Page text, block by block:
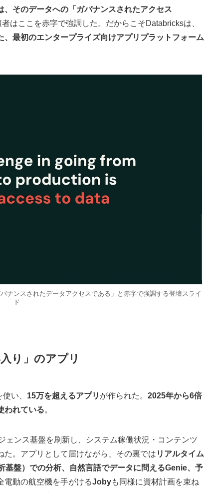
そのデータへの「ガバナンスされたアクセス
はここを赤字で強調した。だからこそDatabricksは、
最初のエンタープライズ向けアプリプラットフォーム
ナンスされたデータアクセスである」と赤字で強調する登壇スライ
ド
り」のアプリ
い、 15万を超えるアプリ が作られた。 2025年から6倍
われている。
ェンス基盤を刷新し、システム稼働状況・コンテンツ
。アプリとして届けながら、その裏では リアルタイム
盤）での分析、自然言語でデータに問えるGenie、予
電動の航空機を手がけるJobyも同様に資材計画を束ね